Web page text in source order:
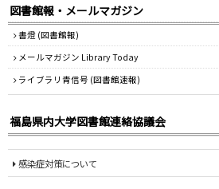
図書館報・メールマガジン
書燈 (図書館報)
メールマガジン Library Today
ライブラリ青信号 (図書館速報)
福島県内大学図書館連絡協議会
感染症対策について